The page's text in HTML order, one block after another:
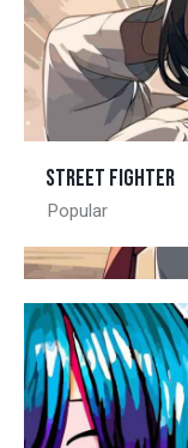
Street fighter
Popular